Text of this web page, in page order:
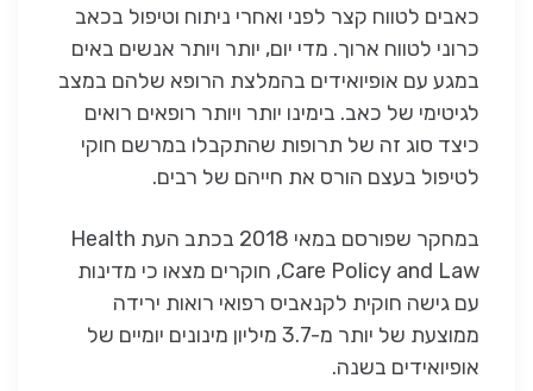
כאבים לטווח קצר לפני ואחרי ניתוח וטיפול בכאב
כרוני לטווח ארוך. מדי יום, יותר ויותר אנשים באים
במגע עם אופיואידים בהמלצת הרופא שלהם במצב
לגיטימי של כאב. בימינו יותר ויותר רופאים רואים
כיצד סוג זה של תרופות שהתקבלו במרשם חוקי
לטיפול בעצם הורס את חייהם של רבים.
במחקר שפורסם במאי 2018 בכתב העת Health
Care Policy and Law, חוקרים מצאו כי מדינות
עם גישה חוקית לקנאביס רפואי רואות ירידה
ממוצעת של יותר מ-3.7 מיליון מינונים יומיים של
אופיואידים בשנה.